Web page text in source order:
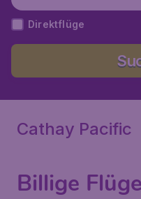
Direktflüge
Cathay Pacific
Billige